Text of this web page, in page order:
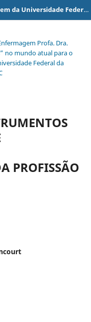
Semana Acadêmica de Enfermagem da Universidade Federal da Fronteira Sul (UFFS), Campus Chapecó-SC
Profa. Dra.
no mundo atual para o
Federal da
PROFISSÃO